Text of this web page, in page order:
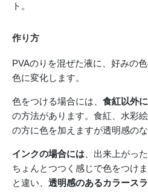
ト。
作り方
PVAのりを混ぜた液に、好みの
色に変化します。
色をつける場合には、 食紅以外
の方法があります。食紅、水彩
の方に色を加えますが透明感の
インクの場合には 、出来上がっ
ちょんとつつく感じで色をつけ
と違い、 透明感のあるカラース